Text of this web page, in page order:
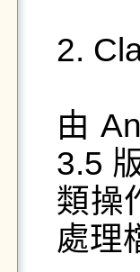
2.
由
3.5
類操
處理